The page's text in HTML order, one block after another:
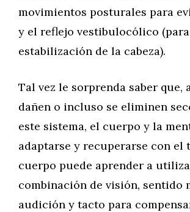
movimientos posturales para
y el reflejo vestibulocólico
estabilización de la cabeza).
Tal vez le sorprenda saber que,
dañen o incluso se eliminen
este sistema, el cuerpo y la
adaptarse y recuperarse con el
cuerpo puede aprender a
combinación de visión, sentido
audición y tacto para